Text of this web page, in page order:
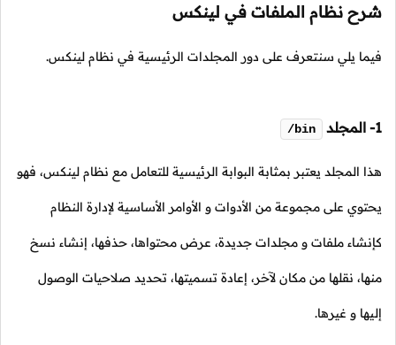
شرح نظام الملفات في لينكس
فيما يلي سنتعرف على دور المجلدات الرئيسية في نظام لينكس.
1- المجلد /bin
هذا المجلد يعتبر بمثابة البوابة الرئيسية للتعامل مع نظام لينكس، فهو
يحتوي على مجموعة من الأدوات و الأوامر الأساسية لإدارة النظام
كإنشاء ملفات و مجلدات جديدة، عرض محتواها، حذفها، إنشاء نسخ
منها، نقلها من مكان لآخر، إعادة تسميتها، تحديد صلاحيات الوصول
إليها و غيرها.